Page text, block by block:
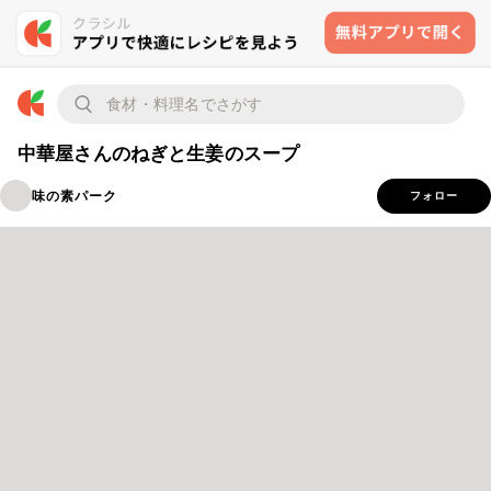
中華屋さんのねぎと生姜のスープ
味の素パーク フォロー